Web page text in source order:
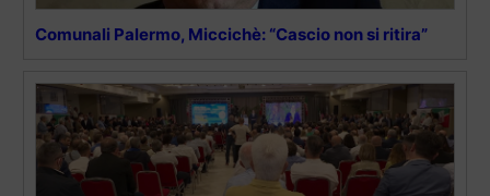
Comunali Palermo, Miccichè: “Cascio non si ritira”